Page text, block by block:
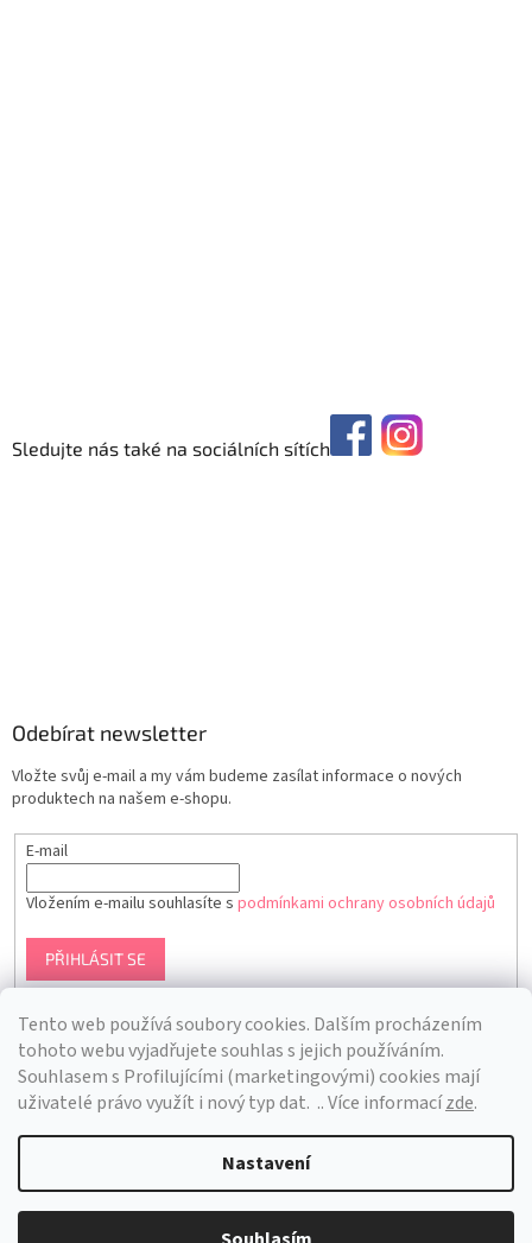
Tento web používá soubory cookies. Dalším procházením
tohoto webu vyjadřujete souhlas s jejich používáním.
Souhlasem s Profilujícími (marketingovými) cookies mají
uživatelé právo využít i nový typ dat. .. Více informacízde.
Nastavení
Sledujte nás také na sociálních sítích
Odebírat newsletter
Vložte svůj e-mail a my vám budeme zasílat informace o nových
produktech na našem e-shopu.
E-mail
Vložením e-mailu souhlasíte s podmínkami ochrany osobních údajů
PŘIHLÁSIT SE
Vytvořil Shoptet